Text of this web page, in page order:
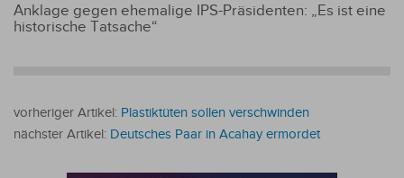
Anklage gegen ehemalige IPS-Präsidenten: „Es ist eine
historische Tatsache“
vorheriger Artikel: Plastiktüten sollen verschwinden
nächster Artikel: Deutsches Paar in Acahay ermordet